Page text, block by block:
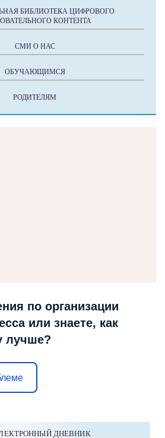
БИБЛИОТЕКА ЦИФРОВОГО
КОНТЕНТА
СМИ О НАС
ОБУЧАЮЩИМСЯ
РОДИТЕЛЯМ
по организации
или знаете, как
лучше?
ДНЕВНИК